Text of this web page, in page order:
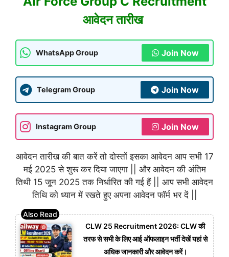
आवेदन तारीख
WhatsApp Group Join Now
Telegram Group Join Now
Instagram Group Join Now
आवेदन तारीख की बात करें तो दोस्तों इसका आवेदन आप सभी 17
मई 2025 से शुरू कर दिया जाएगा || और आवेदन की अंतिम
तिथी 15 जून 2025 तक निर्धारित की गई हैं || आप सभी आवेदन
तिथि को ध्यान में रखते हुए अपना आवेदन फॉर्म भर दें ||
CLW 25 Recruitment 2026: CLW की
तरफ से सभी के लिए आई ऑफलाइन भर्ती देखें यहां से
अधिक जानकारी और आवेदन करें।